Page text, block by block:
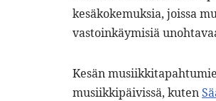
kesäkokemuksia, joissa
vastoinkäymisiä
Kesän
musiikkipäivissä, kuten